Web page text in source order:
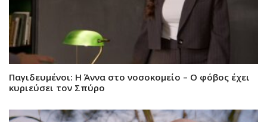
Παγιδευμένοι: Η Άννα στο νοσοκομείο – Ο φόβος έχει
κυριεύσει τον Σπύρο